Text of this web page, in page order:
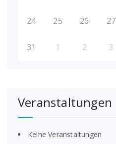
24 25 26 27
31 1 2 3
Veranstaltungen
Keine Veranstaltungen